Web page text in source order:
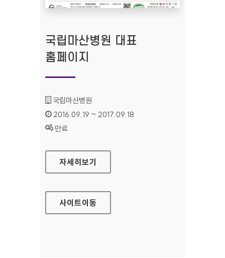
국립마산병원 대표
홈페이지
기관명 :
국립마산병원
인증기간 :
2016.09.19 ~ 2017.09.18
상태 :
만료
국립마산병원 대표 홈페이지
자세히보기
사이트이동